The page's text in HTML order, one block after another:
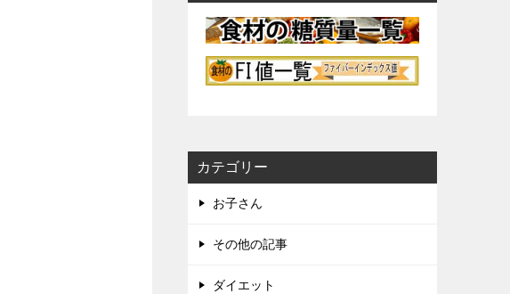
カテゴリー
お子さん
その他の記事
ダイエット